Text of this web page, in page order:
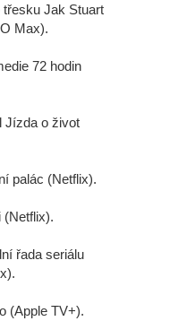
třesku Jak Stuart
Max).
72 hodin
Jízda o život
palác (Netflix).
řada seriálu
(Apple TV+).